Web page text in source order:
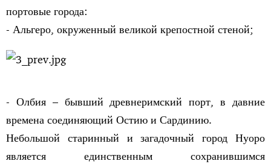
портовые города:
- Альгеро, окруженный великой крепостной стеной;
- Олбия – бывший древнеримский порт, в давние
времена соединяющий Остию и Сардинию.
Небольшой старинный и загадочный город Нуоро
является единственным сохранившимся